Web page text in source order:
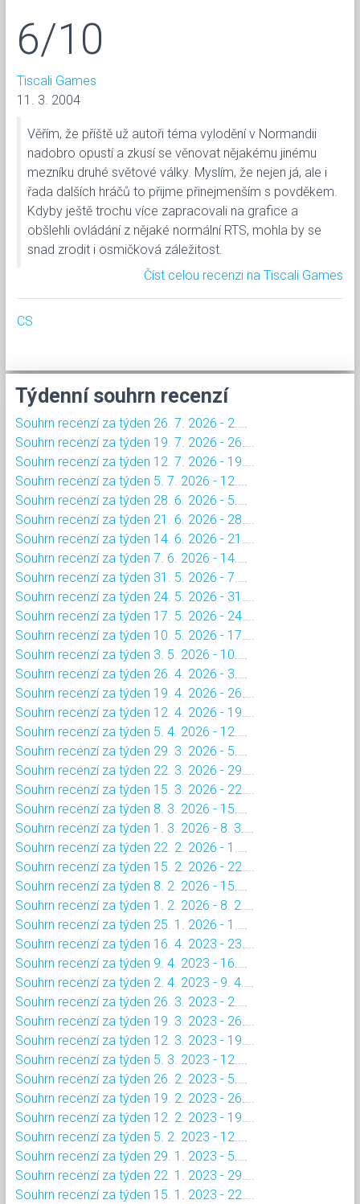
6/10
Tiscali Games
11. 3. 2004
Věřím, že příště už autoři téma vylodění v Normandii
nadobro opustí a zkusí se věnovat nějakému jinému
mezníku druhé světové války. Myslím, že nejen já, ale i
řada dalších hráčů to přijme přinejmenším s povděkem.
Kdyby ještě trochu více zapracovali na grafice a
obšlehli ovládání z nějaké normální RTS, mohla by se
snad zrodit i osmičková záležitost.
Číst celou recenzi na Tiscali Games
CS
Týdenní souhrn recenzí
Souhrn recenzí za týden 26. 7. 2026 - 2....
Souhrn recenzí za týden 19. 7. 2026 - 26....
Souhrn recenzí za týden 12. 7. 2026 - 19....
Souhrn recenzí za týden 5. 7. 2026 - 12....
Souhrn recenzí za týden 28. 6. 2026 - 5....
Souhrn recenzí za týden 21. 6. 2026 - 28....
Souhrn recenzí za týden 14. 6. 2026 - 21....
Souhrn recenzí za týden 7. 6. 2026 - 14....
Souhrn recenzí za týden 31. 5. 2026 - 7....
Souhrn recenzí za týden 24. 5. 2026 - 31....
Souhrn recenzí za týden 17. 5. 2026 - 24....
Souhrn recenzí za týden 10. 5. 2026 - 17....
Souhrn recenzí za týden 3. 5. 2026 - 10....
Souhrn recenzí za týden 26. 4. 2026 - 3....
Souhrn recenzí za týden 19. 4. 2026 - 26....
Souhrn recenzí za týden 12. 4. 2026 - 19....
Souhrn recenzí za týden 5. 4. 2026 - 12....
Souhrn recenzí za týden 29. 3. 2026 - 5....
Souhrn recenzí za týden 22. 3. 2026 - 29....
Souhrn recenzí za týden 15. 3. 2026 - 22....
Souhrn recenzí za týden 8. 3. 2026 - 15....
Souhrn recenzí za týden 1. 3. 2026 - 8. 3....
Souhrn recenzí za týden 22. 2. 2026 - 1....
Souhrn recenzí za týden 15. 2. 2026 - 22....
Souhrn recenzí za týden 8. 2. 2026 - 15....
Souhrn recenzí za týden 1. 2. 2026 - 8. 2....
Souhrn recenzí za týden 25. 1. 2026 - 1....
Souhrn recenzí za týden 16. 4. 2023 - 23....
Souhrn recenzí za týden 9. 4. 2023 - 16....
Souhrn recenzí za týden 2. 4. 2023 - 9. 4....
Souhrn recenzí za týden 26. 3. 2023 - 2....
Souhrn recenzí za týden 19. 3. 2023 - 26....
Souhrn recenzí za týden 12. 3. 2023 - 19....
Souhrn recenzí za týden 5. 3. 2023 - 12....
Souhrn recenzí za týden 26. 2. 2023 - 5....
Souhrn recenzí za týden 19. 2. 2023 - 26....
Souhrn recenzí za týden 12. 2. 2023 - 19....
Souhrn recenzí za týden 5. 2. 2023 - 12....
Souhrn recenzí za týden 29. 1. 2023 - 5....
Souhrn recenzí za týden 22. 1. 2023 - 29....
Souhrn recenzí za týden 15. 1. 2023 - 22....